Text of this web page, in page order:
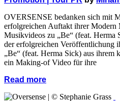
OVERSENSE bedanken sich mit
erfolgreichen Auftakt ihrer Modern
Musikvideos zu „Be“ (feat.
der erfolgreichen Veröffentlichung
„Be“ (feat. Herma Sick) aus ihrem
ein Making-of Video für ihre
Read more